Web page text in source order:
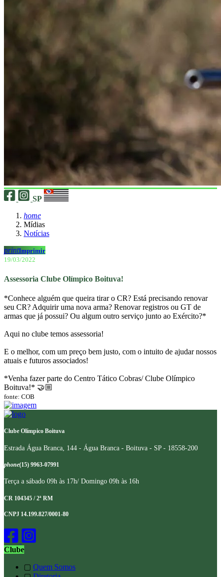
SP
home
Mídias
Notícias
printImprimir
19/03/2022
Assessoria Clube Olímpico Boituva!
*Conhece alguém que queira tirar o CR? Está precisando renovar
seu CR? Adquirir uma nova arma? Renovar registros ou GT de
armas que já possui? Ou algum outro serviço junto ao Exército?*
Aqui no clube temos assessoria!
E o melhor, com um preço bem justo, com o intuito de ajudar nossos
atuais e futuros associados!
*Venha fazer parte do Centro Tático Cobras/ Clube Olímpico
Boituva!* 🤝🏼
fonte: COB
Clube Olímpico Boituva
Estrada Água Branca, 144 - Água Branca - Boituva - SP - 18558-200
phone(15) 9963-07991
Terça a sábado 09h às 17h/ Domingo 09h às 16h
CR 104345 / 2ª RM
CNPJ 14.199.827/0001-80
Clube
▢ Quem Somos